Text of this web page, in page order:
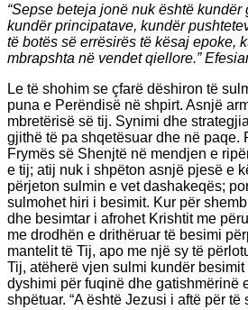
“Sepse beteja jonë nuk është
kundër principatave, kundër
të botës së errësirës të kësaj epoke,
mbrapshta në vendet qiellore.”
Le të shohim se çfarë dëshiron të
puna e Perëndisë në shpirt. Asnjë
mbretërisë së tij. Synimi dhe
gjithë të pa shqetësuar dhe në paqe.
Frymës së Shenjtë në mendjen e
e tij; atij nuk i shpëton asnjë pjesë e
përjeton sulmin e vet dashakeqës;
sulmohet hiri i besimit. Kur për
dhe besimtar i afrohet Krishtit me
me drodhën e drithëruar të besimi
mantelit të Tij, apo me një sy të
Tij, atëherë vjen sulmi kundër
dyshimi për fuqinë dhe gatishmërinë
shpëtuar. “A është Jezusi i aftë për të